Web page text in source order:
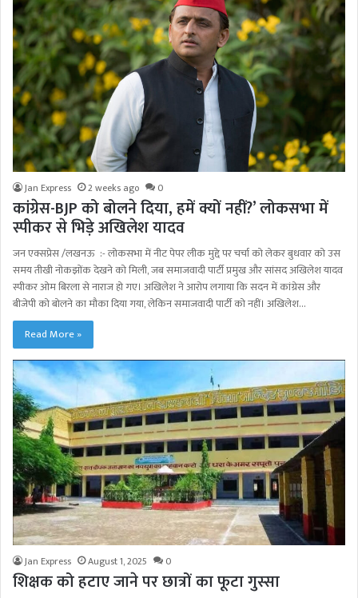
Jan Express 2 weeks ago 0
कांग्रेस-BJP को बोलने दिया, हमें क्यों नहीं?’ लोकसभा में
स्पीकर से भिड़े अखिलेश यादव
जन एक्सप्रेस /लखनऊ :- लोकसभा में नीट पेपर लीक मुद्दे पर चर्चा को लेकर बुधवार को उस
समय तीखी नोकझोंक देखने को मिली, जब समाजवादी पार्टी प्रमुख और सांसद अखिलेश यादव
स्पीकर ओम बिरला से नाराज हो गए। अखिलेश ने आरोप लगाया कि सदन में कांग्रेस और
बीजेपी को बोलने का मौका दिया गया, लेकिन समाजवादी पार्टी को नहीं। अखिलेश…
Read More »
Jan Express August 1, 2025 0
शिक्षक को हटाए जाने पर छात्रों का फूटा गुस्सा